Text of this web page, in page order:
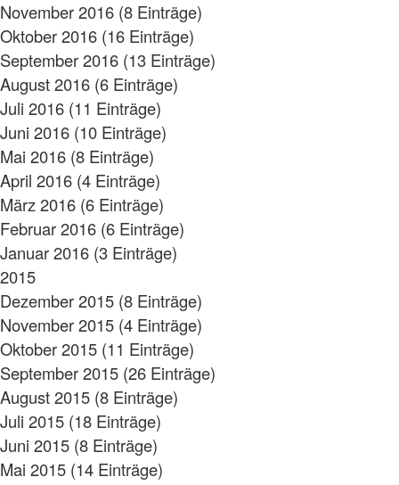
November 2016 (8 Einträge)
Oktober 2016 (16 Einträge)
September 2016 (13 Einträge)
August 2016 (6 Einträge)
Juli 2016 (11 Einträge)
Juni 2016 (10 Einträge)
Mai 2016 (8 Einträge)
April 2016 (4 Einträge)
März 2016 (6 Einträge)
Februar 2016 (6 Einträge)
Januar 2016 (3 Einträge)
2015
Dezember 2015 (8 Einträge)
November 2015 (4 Einträge)
Oktober 2015 (11 Einträge)
September 2015 (26 Einträge)
August 2015 (8 Einträge)
Juli 2015 (18 Einträge)
Juni 2015 (8 Einträge)
Mai 2015 (14 Einträge)